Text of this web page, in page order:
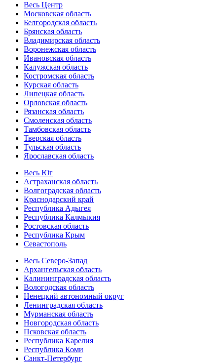
Весь Центр
Московская область
Белгородская область
Брянская область
Владимирская область
Воронежская область
Ивановская область
Калужская область
Костромская область
Курская область
Липецкая область
Орловская область
Рязанская область
Смоленская область
Тамбовская область
Тверская область
Тульская область
Ярославская область
Весь Юг
Астраханская область
Волгоградская область
Краснодарский край
Республика Адыгея
Республика Калмыкия
Ростовская область
Республика Крым
Севастополь
Весь Северо-Запад
Архангельская область
Калининградская область
Вологодская область
Ненецкий автономный округ
Ленинградская область
Мурманская область
Новгородская область
Псковская область
Республика Карелия
Республика Коми
Санкт-Петербург